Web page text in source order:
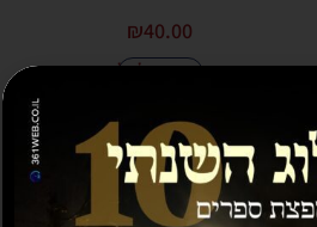
₪40.00